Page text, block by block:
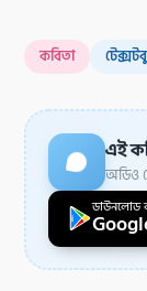
কবিতা
এই
অডিও
ডাউনলোড